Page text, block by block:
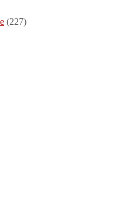
(227)